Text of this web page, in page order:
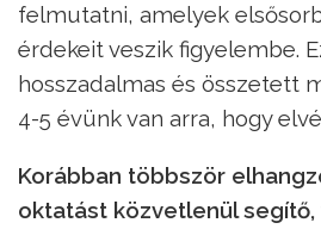
felmutatni, amelyek
érdekeit veszik figyelembe.
hosszadalmas és összetett
4-5 évünk van arra, hogy
Korábban többször
oktatást közvetlenül segítő,